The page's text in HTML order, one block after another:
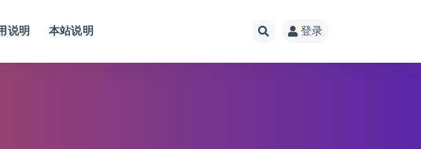
说明 本站说明 登录